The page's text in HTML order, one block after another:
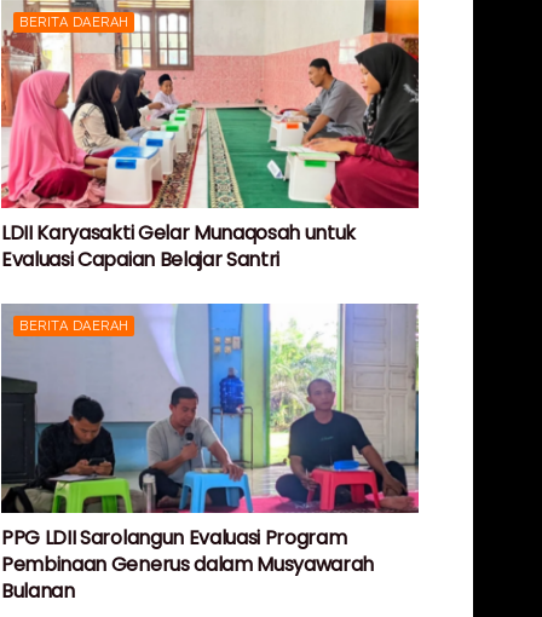
BERITA DAERAH
LDII Karyasakti Gelar Munaqosah untuk
Evaluasi Capaian Belajar Santri
BERITA DAERAH
PPG LDII Sarolangun Evaluasi Program
Pembinaan Generus dalam Musyawarah
Bulanan